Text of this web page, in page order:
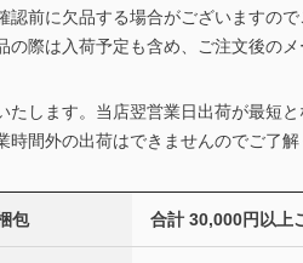
認前に欠品する場合がございますので
の際は入荷予定も含め、ご注文後の
たします。当店翌営業日出荷が最短と
時間外の出荷はできませんのでご了解
包 合計 30,000円以上